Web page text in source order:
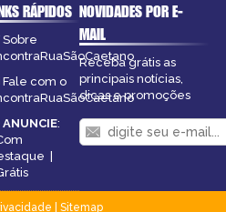
RÁPIDOS
Sobre
Fale com o
ANUNCIE:
|
NOVIDADES POR E-
MAIL
Receba grátis as
principais notícias,
dicas e promoções
Sitemap